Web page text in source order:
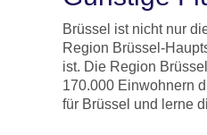
Brüssel ist nicht nur
Region Brüssel-
ist. Die Region
170.000 Einwohnern
für Brüssel und lerne